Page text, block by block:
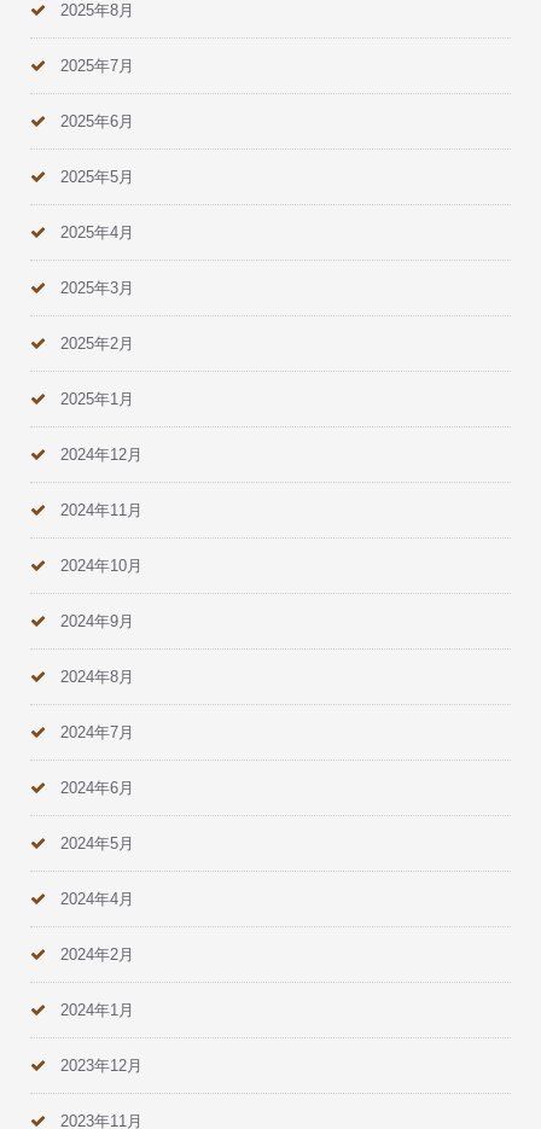
2025年8月
2025年7月
2025年6月
2025年5月
2025年4月
2025年3月
2025年2月
2025年1月
2024年12月
2024年11月
2024年10月
2024年9月
2024年8月
2024年7月
2024年6月
2024年5月
2024年4月
2024年2月
2024年1月
2023年12月
2023年11月